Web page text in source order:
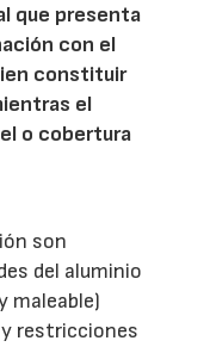
que presenta
con el
constituir
el
o cobertura
son
del aluminio
maleable)
restricciones